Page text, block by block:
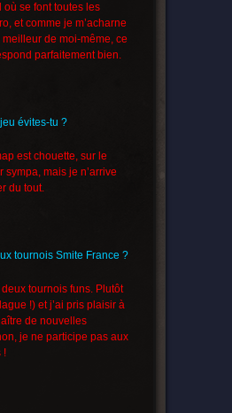
où se font toutes les
et comme je m’acharne
de moi-même, ce
parfaitement bien.
évites-tu ?
est chouette, sur le
sympa, mais je n’arrive
du tout.
tournois Smite France ?
tournois funs. Plutôt
!) et j’ai pris plaisir à
de nouvelles
je ne participe pas aux
!